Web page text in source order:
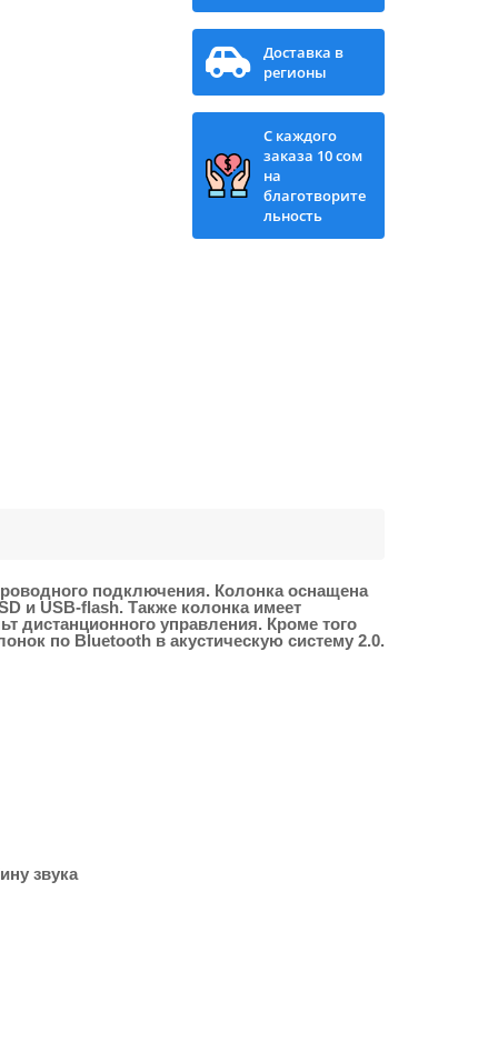
Доставка в
регионы
С каждого
заказа 10 сом
на
благотворите
льность
подключения. Колонка оснащена
и USB-flash. Также колонка имеет
дистанционного управления. Кроме того
по Bluetooth в акустическую систему 2.0.
звука